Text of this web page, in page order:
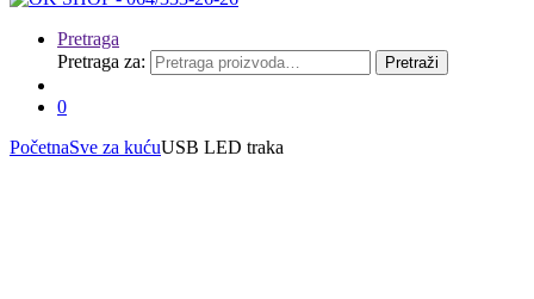
Pretraga
Pretraga za:
Pretraži
0
PočetnaSve za kućuUSB LED traka